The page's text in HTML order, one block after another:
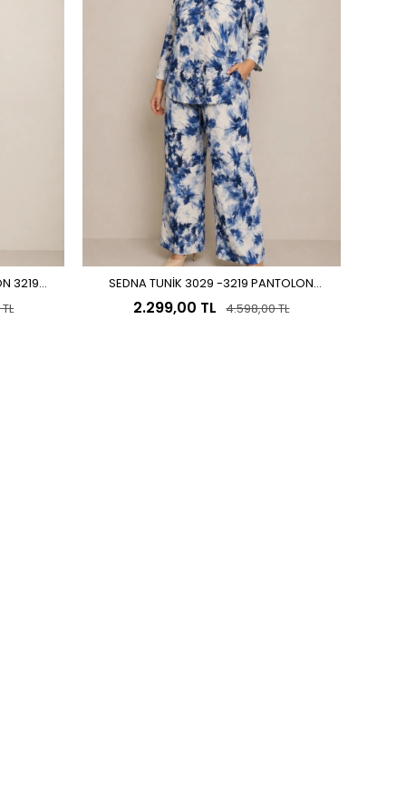
3219
Sepete Ekle
SEDNA TUNİK 3029 -3219 PANTOLON
/TAKIM MAVİ
2.299,00 TL 4.598,00 TL